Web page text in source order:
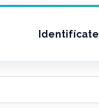
Identifícate